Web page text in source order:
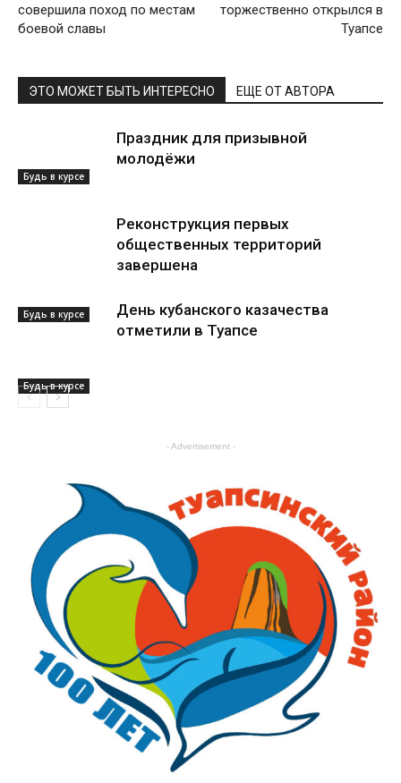
совершила поход по местам
боевой славы
торжественно открылся в
Туапсе
ЭТО МОЖЕТ БЫТЬ ИНТЕРЕСНО ЕЩЕ ОТ АВТОРА
Будь в курсе
Праздник для призывной
молодёжи
Будь в курсе
Реконструкция первых
общественных территорий
завершена
Будь в курсе
День кубанского казачества
отметили в Туапсе
- Advertisement -